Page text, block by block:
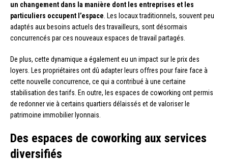
un changement dans la manière dont les entreprises et les
particuliers occupent l’espace . Les locaux traditionnels, souvent peu
adaptés aux besoins actuels des travailleurs, sont désormais
concurrencés par ces nouveaux espaces de travail partagés.
De plus, cette dynamique a également eu un impact sur le prix des
loyers. Les propriétaires ont dû adapter leurs offres pour faire face à
cette nouvelle concurrence, ce qui a contribué à une certaine
stabilisation des tarifs. En outre, les espaces de coworking ont permis
de redonner vie à certains quartiers délaissés et de valoriser le
patrimoine immobilier lyonnais.
Des espaces de coworking aux services
diversifiés